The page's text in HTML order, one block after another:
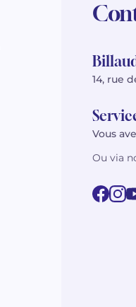
14, rue
Vous
Ou via